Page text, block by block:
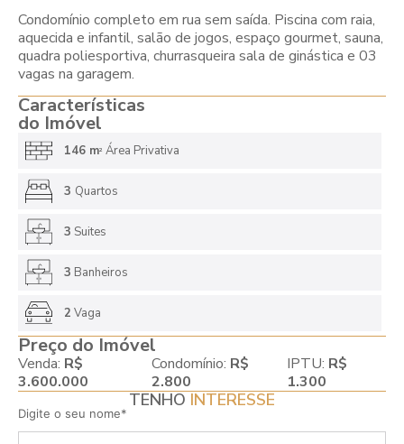
Condomínio completo em rua sem saída. Piscina com raia,
aquecida e infantil, salão de jogos, espaço gourmet, sauna,
quadra poliesportiva, churrasqueira sala de ginástica e 03
vagas na garagem.
Características
do Imóvel
146 m2 Área Privativa
3 Quartos
3 Suites
3 Banheiros
2 Vaga
Preço do Imóvel
Venda: R$
3.600.000
Condomínio: R$
2.800
IPTU: R$
1.300
TENHO INTERESSE
Digite o seu nome*